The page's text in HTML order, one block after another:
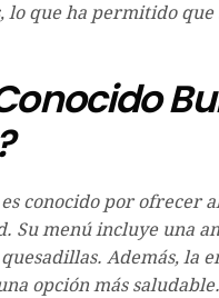
lo que ha permitido
conocido por ofrecer
Su menú incluye una
Además, la
opción más saludable.